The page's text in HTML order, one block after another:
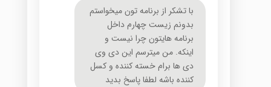
با تشکر از برنامه تون میخواستم
بدونم زیست چهارم داخل
برنامه هایتون چرا نیست و
اینکه. من میترسم این دی وی
دی ها برام خسته کننده و کسل
کننده باشه لطفا پاسخ بدید